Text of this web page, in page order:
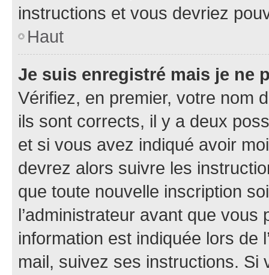
instructions et vous devriez
Haut
Je suis enregistré mais je ne
Vérifiez, en premier, votre nom
ils sont corrects, il y a deux
et si vous avez indiqué avoir
devrez alors suivre les
que toute nouvelle inscription
l’administrateur avant que
information est indiquée lors de
mail, suivez ses instructions. Si